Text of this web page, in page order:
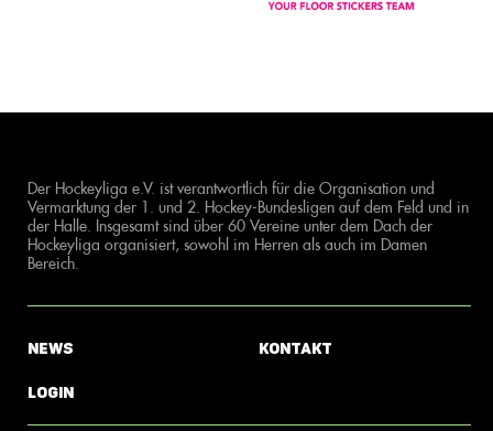
Der Hockeyliga e.V. ist verantwortlich für die Organisation und
Vermarktung der 1. und 2. Hockey-Bundesligen auf dem Feld und in
der Halle. Insgesamt sind über 60 Vereine unter dem Dach der
Hockeyliga organisiert, sowohl im Herren als auch im Damen
Bereich.
News
Login
Kontakt